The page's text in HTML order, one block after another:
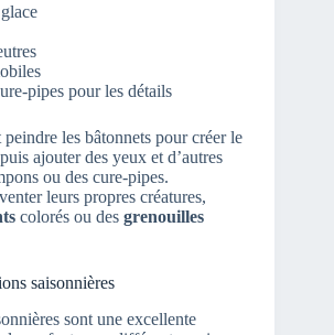
pipes pour les détails
les bâtonnets pour créer le
ajouter des yeux et d’autres
ou des cure-pipes.
leurs propres créatures,
colorés ou des grenouilles
saisonnières
sont une excellente